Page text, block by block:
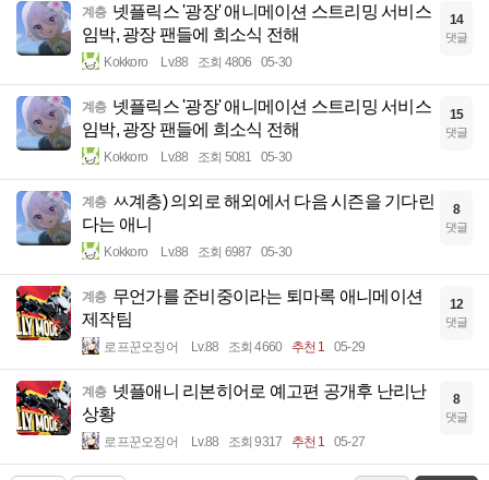
계층 넷플릭스 '광장' 애니메이션 스트리밍 서비스
임박, 광장 팬들에 희소식 전해
Kokkoro Lv.88 조회 4806 05-30
14
댓글
계층 넷플릭스 '광장' 애니메이션 스트리밍 서비스
임박, 광장 팬들에 희소식 전해
Kokkoro Lv.88 조회 5081 05-30
15
댓글
계층 ㅆ계층) 의외로 해외에서 다음 시즌을 기다린
다는 애니
Kokkoro Lv.88 조회 6987 05-30
8
댓글
계층 무언가를 준비중이라는 퇴마록 애니메이션
제작팀
로프꾼오징어 Lv.88 조회 4660 추천 1 05-29
12
댓글
계층 넷플애니 리본히어로 예고편 공개후 난리난
상황
로프꾼오징어 Lv.88 조회 9317 추천 1 05-27
8
댓글